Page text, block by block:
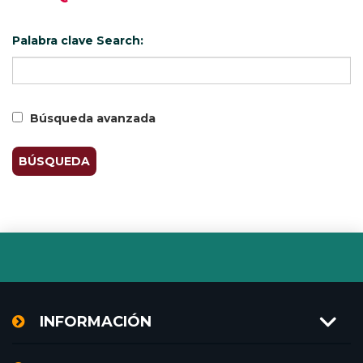
Palabra clave Search:
Búsqueda avanzada
BÚSQUEDA
INFORMACIÓN